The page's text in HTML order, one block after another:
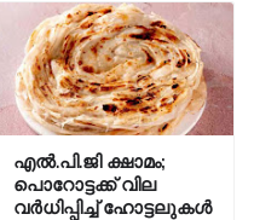
എൽ.പി.ജി ക്ഷാമം;
പൊറോട്ടക്ക് വില
വർധിപ്പിച്ച് ഹോട്ടലുകൾ